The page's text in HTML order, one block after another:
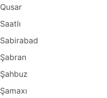
Qusar
Saatlı
Sabirabad
Şabran
Şahbuz
Şamaxı